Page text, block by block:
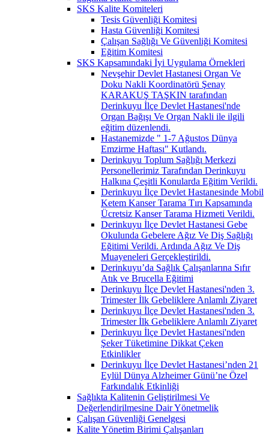
SKS Kalite Komiteleri
Tesis Güvenliği Komitesi
Hasta Güvenliği Komitesi
Çalışan Sağlığı Ve Güvenliği Komitesi
Eğitim Komitesi
SKS Kapsamındaki İyi Uygulama Örnekleri
Nevşehir Devlet Hastanesi Organ Ve
Doku Nakli Koordinatörü Şenay
KARAKUŞ TAŞKIN tarafından
Derinkuyu İlçe Devlet Hastanesi'nde
Organ Bağışı Ve Organ Nakli ile ilgili
eğitim düzenlendi.
Hastanemizde " 1-7 Ağustos Dünya
Emzirme Haftası" Kutlandı.
Derinkuyu Toplum Sağlığı Merkezi
Personellerimiz Tarafından Derinkuyu
Halkına Çeşitli Konularda Eğitim Verildi.
Derinkuyu İlçe Devlet Hastanesinde Mobil
Ketem Kanser Tarama Tırı Kapsamında
Ücretsiz Kanser Tarama Hizmeti Verildi.
Derinkuyu İlçe Devlet Hastanesi Gebe
Okulunda Gebelere Ağız Ve Diş Sağlığı
Eğitimi Verildi. Ardında Ağız Ve Diş
Muayeneleri Gerçekleştirildi.
Derinkuyu’da Sağlık Çalışanlarına Sıfır
Atık ve Brucella Eğitimi
Derinkuyu İlçe Devlet Hastanesi'nden 3.
Trimester İlk Gebeliklere Anlamlı Ziyaret
Derinkuyu İlçe Devlet Hastanesi'nden 3.
Trimester İlk Gebeliklere Anlamlı Ziyaret
Derinkuyu İlçe Devlet Hastanesi'nden
Şeker Tüketimine Dikkat Çeken
Etkinlikler
Derinkuyu İlçe Devlet Hastanesi’nden 21
Eylül Dünya Alzheimer Günü’ne Özel
Farkındalık Etkinliği
Sağlıkta Kalitenin Geliştirilmesi Ve
Değerlendirilmesine Dair Yönetmelik
Çalışan Güvenliği Genelgesi
Kalite Yönetim Birimi Çalışanları